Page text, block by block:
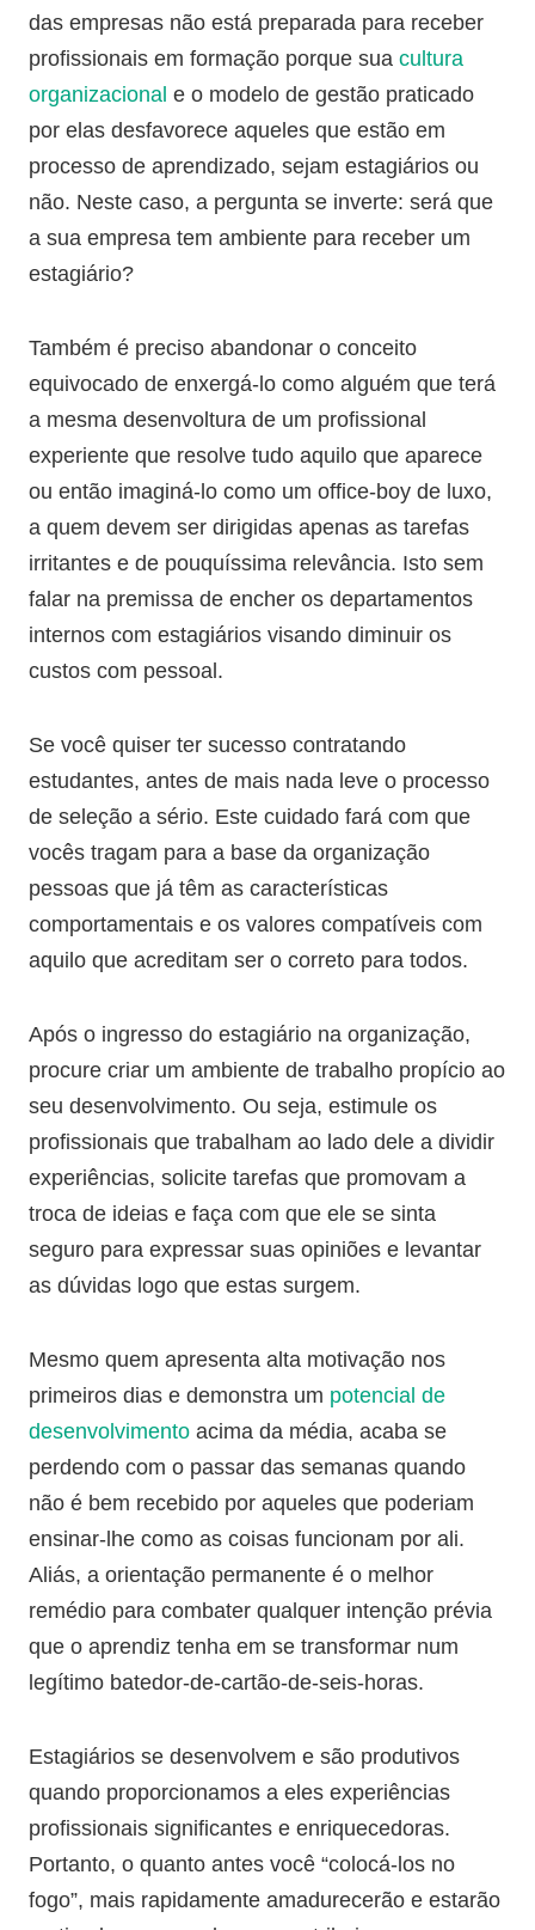
das empresas não está preparada para receber
profissionais em formação porque sua cultura
organizacional e o modelo de gestão praticado
por elas desfavorece aqueles que estão em
processo de aprendizado, sejam estagiários ou
não. Neste caso, a pergunta se inverte: será que
a sua empresa tem ambiente para receber um
estagiário?
Também é preciso abandonar o conceito
equivocado de enxergá-lo como alguém que terá
a mesma desenvoltura de um profissional
experiente que resolve tudo aquilo que aparece
ou então imaginá-lo como um office-boy de luxo,
a quem devem ser dirigidas apenas as tarefas
irritantes e de pouquíssima relevância. Isto sem
falar na premissa de encher os departamentos
internos com estagiários visando diminuir os
custos com pessoal.
Se você quiser ter sucesso contratando
estudantes, antes de mais nada leve o processo
de seleção a sério. Este cuidado fará com que
vocês tragam para a base da organização
pessoas que já têm as características
comportamentais e os valores compatíveis com
aquilo que acreditam ser o correto para todos.
Após o ingresso do estagiário na organização,
procure criar um ambiente de trabalho propício ao
seu desenvolvimento. Ou seja, estimule os
profissionais que trabalham ao lado dele a dividir
experiências, solicite tarefas que promovam a
troca de ideias e faça com que ele se sinta
seguro para expressar suas opiniões e levantar
as dúvidas logo que estas surgem.
Mesmo quem apresenta alta motivação nos
primeiros dias e demonstra um potencial de
desenvolvimento acima da média, acaba se
perdendo com o passar das semanas quando
não é bem recebido por aqueles que poderiam
ensinar-lhe como as coisas funcionam por ali.
Aliás, a orientação permanente é o melhor
remédio para combater qualquer intenção prévia
que o aprendiz tenha em se transformar num
legítimo batedor-de-cartão-de-seis-horas.
Estagiários se desenvolvem e são produtivos
quando proporcionamos a eles experiências
profissionais significantes e enriquecedoras.
Portanto, o quanto antes você “colocá-los no
fogo”, mais rapidamente amadurecerão e estarão